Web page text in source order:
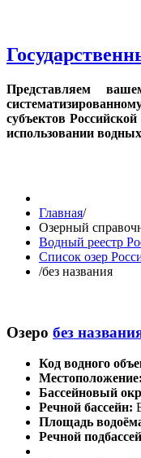
Представляем
субъектов
использовании
Главная/
Озерный
Водный реестр
Список озер
/без названия
Озеро без
Код водного
Местоположение:
Бассейновый
Речной бассейн:
Площадь
Речной